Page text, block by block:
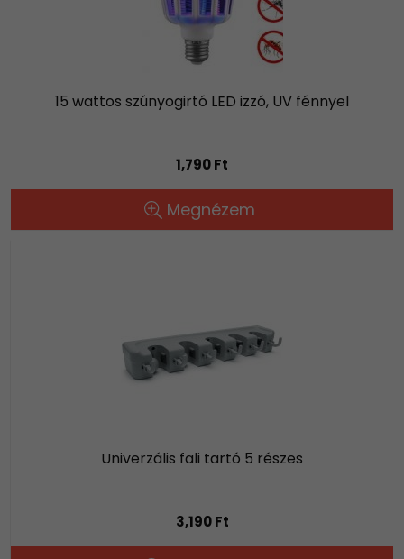
15 wattos szúnyogirtó LED izzó, UV fénnyel
1,790 Ft
Megnézem
Univerzális fali tartó 5 részes
3,190 Ft